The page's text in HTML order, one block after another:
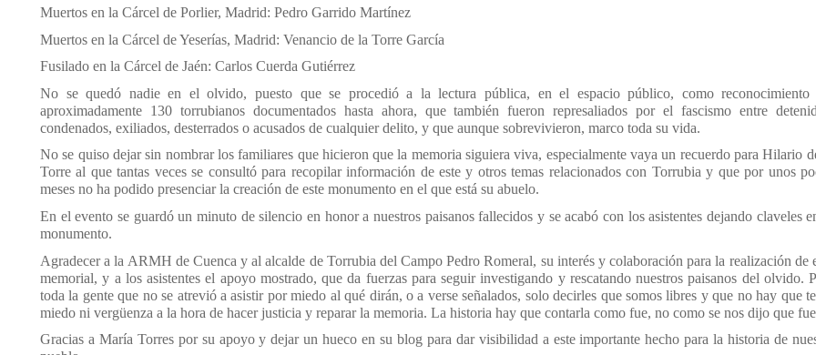
Muertos en la Cárcel de Porlier, Madrid: Pedro Garrido Martínez
Muertos en la Cárcel de Yeserías, Madrid: Venancio de la Torre García
Fusilado en la Cárcel de Jaén: Carlos Cuerda Gutiérrez
No se quedó nadie en el olvido, puesto que se procedió a la lectura pública, en el espacio público, como reconocimiento
aproximadamente 130 torrubianos documentados hasta ahora, que también fueron represaliados por el fascismo entre
condenados, exiliados, desterrados o acusados de cualquier delito, y que aunque sobrevivieron, marco toda su vida.
No se quiso dejar sin nombrar los familiares que hicieron que la memoria siguiera viva, especialmente vaya un recuerdo para Hilario
Torre al que tantas veces se consultó para recopilar información de este y otros temas relacionados con Torrubia y que por unos
meses no ha podido presenciar la creación de este monumento en el que está su abuelo.
En el evento se guardó un minuto de silencio en honor a nuestros paisanos fallecidos y se acabó con los asistentes dejando claveles
monumento.
Agradecer a la ARMH de Cuenca y al alcalde de Torrubia del Campo Pedro Romeral, su interés y colaboración para la realización de
memorial, y a los asistentes el apoyo mostrado, que da fuerzas para seguir investigando y rescatando nuestros paisanos del olvido.
toda la gente que no se atrevió a asistir por miedo al qué dirán, o a verse señalados, solo decirles que somos libres y que no hay que
miedo ni vergüenza a la hora de hacer justicia y reparar la memoria. La historia hay que contarla como fue, no como se nos dijo que
Gracias a María Torres por su apoyo y dejar un hueco en su blog para dar visibilidad a este importante hecho para la historia de